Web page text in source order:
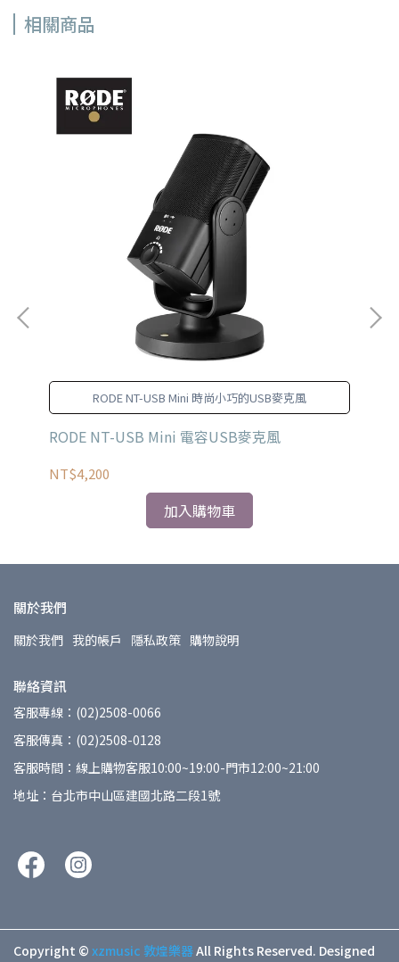
相關商品
RODE NT-USB Mini 時尚小巧的USB麥克風
RODE NT-USB Mini 電容USB麥克風
NT$4,200
加入購物車
關於我們
關於我們 我的帳戶 隱私政策 購物說明
聯絡資訊
客服專線：(02)2508-0066
客服傳真：(02)2508-0128
客服時間：線上購物客服10:00~19:00-門市12:00~21:00
地址：台北市中山區建國北路二段1號
Copyright © xzmusic 敦煌樂器All Rights Reserved. Designed